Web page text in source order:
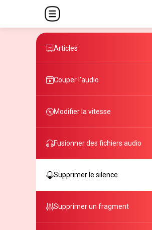
Articles
Couper l'audio
Modifier la vitesse
Fusionner des fichiers audio
Supprimer le silence
Supprimer un fragment